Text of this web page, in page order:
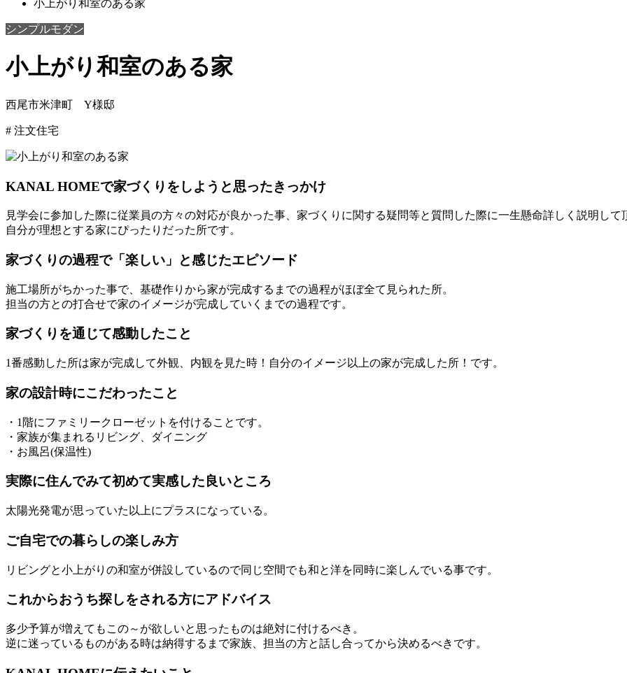
小上がり和室のある家
シンプルモダン
小上がり和室のある家
西尾市米津町 Y様邸
# 注文住宅
KANAL HOMEで家づくりをしようと思ったきっかけ
見学会に参加した際に従業員の方々の対応が良かった事、家づくりに関する疑問等と質問した際に一生懸命詳しく説明して
自分が理想とする家にぴったりだった所です。
家づくりの過程で「楽しい」と感じたエピソード
施工場所がちかった事で、基礎作りから家が完成するまでの過程がほぼ全て見られた所。
担当の方との打合せで家のイメージが完成していくまでの過程です。
家づくりを通じて感動したこと
1番感動した所は家が完成して外観、内観を見た時！自分のイメージ以上の家が完成した所！です。
家の設計時にこだわったこと
・1階にファミリークローゼットを付けることです。
・家族が集まれるリビング、ダイニング
・お風呂(保温性)
実際に住んでみて初めて実感した良いところ
太陽光発電が思っていた以上にプラスになっている。
ご自宅での暮らしの楽しみ方
リビングと小上がりの和室が併設しているので同じ空間でも和と洋を同時に楽しんでいる事です。
これからおうち探しをされる方にアドバイス
多少予算が増えてもこの～が欲しいと思ったものは絶対に付けるべき。
逆に迷っているものがある時は納得するまで家族、担当の方と話し合ってから決めるべきです。